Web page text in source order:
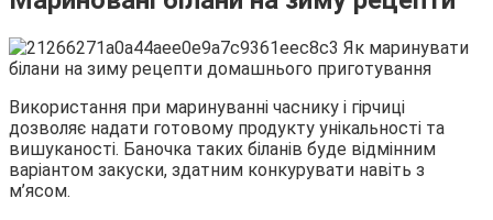
Використання при маринуванні часнику і гірчиці
дозволяє надати готовому продукту унікальності та
вишуканості. Баночка таких біланів буде відмінним
варіантом закуски, здатним конкурувати навіть з
м’ясом.